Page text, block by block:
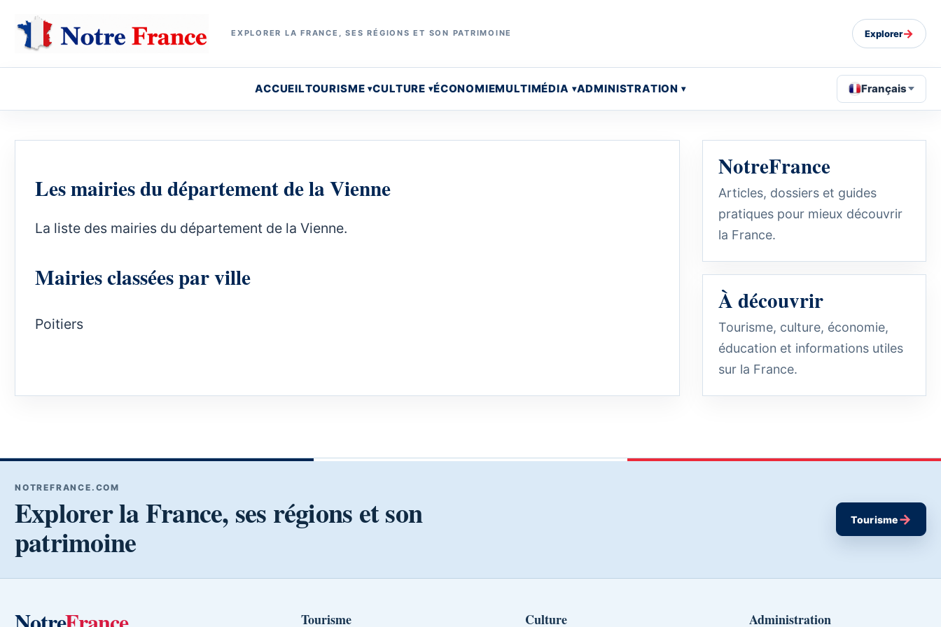
EXPLORER LA FRANCE, SES RÉGIONS ET SON PATRIMOINE Explorer→
ACCUEILTOURISME CULTURE ÉCONOMIEMULTIMÉDIA ADMINISTRATION Français
Les mairies du département de la Vienne
La liste des mairies du département de la Vienne.
Mairies classées par ville
Poitiers
NotreFrance
Articles, dossiers et guides
pratiques pour mieux découvrir
la France.
À découvrir
Tourisme, culture, économie,
éducation et informations utiles
sur la France.
NOTREFRANCE.COM
Explorer la France, ses régions et son
patrimoine
Tourisme→
Tourisme Culture Administration